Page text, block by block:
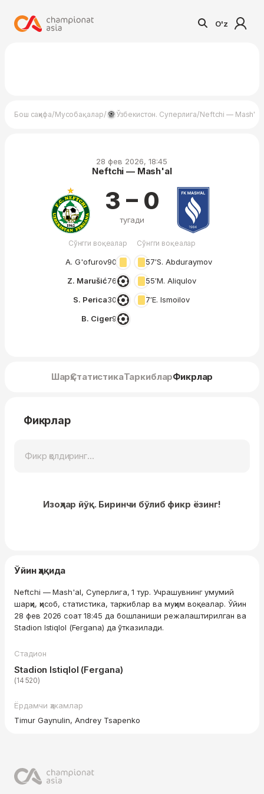
O'z
Бош саҳифа/Мусобақалар/ Ўзбекистон. Суперлига/Neftchi — Mash'al
28 фев 2026, 18:45
Neftchi — Mash'al
Сўнгги воқеалар
A. G'ofurov90′
Z. Marušić76′
S. Perica30′
B. Ciger9′
3 – 0
тугади
Сўнгги воқеалар
57′S. Abduraymov
55′M. Aliqulov
7′E. Ismoilov
ШарҳСтатистикаТаркибларФикрлар
Фикрлар
Изоҳлар йўқ. Биринчи бўлиб фикр ёзинг!
Ўйин ҳақида
Neftchi — Mash'al, Суперлига, 1 тур. Учрашувнинг умумий
шарҳи, ҳисоб, статистика, таркиблар ва муҳим воқеалар. Ўйин
28 фев 2026 соат 18:45 да бошланиши режалаштирилган ва
Stadion Istiqlol (Fergana) да ўтказилади.
Стадион
Stadion Istiqlol (Fergana)
(14 520)
Ёрдамчи ҳакамлар
Timur Gaynulin, Andrey Tsapenko